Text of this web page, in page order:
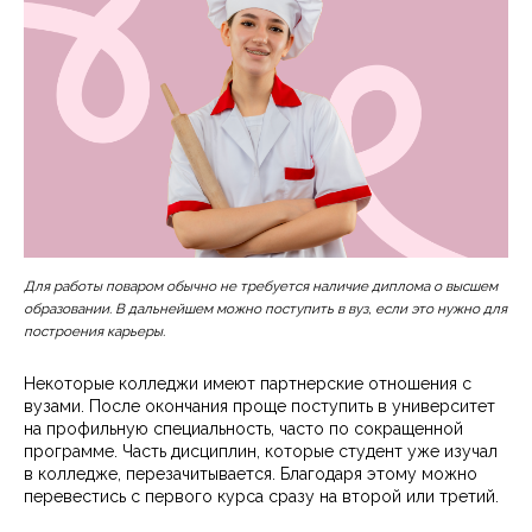
Для работы поваром обычно не требуется наличие диплома о высшем
образовании. В дальнейшем можно поступить в вуз, если это нужно для
построения карьеры.
Некоторые колледжи имеют партнерские отношения с
вузами. После окончания проще поступить в университет
на профильную специальность, часто по сокращенной
программе. Часть дисциплин, которые студент уже изучал
в колледже, перезачитывается. Благодаря этому можно
перевестись с первого курса сразу на второй или третий.